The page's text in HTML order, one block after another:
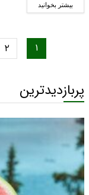
بیشتر بخوانید
۱ ۲
پربازدیدترین